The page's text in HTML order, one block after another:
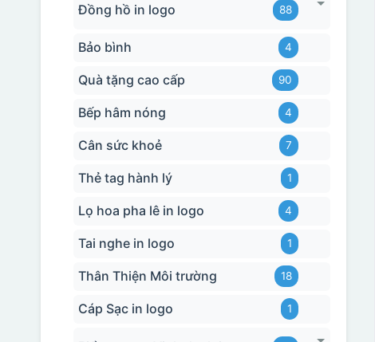
Đồng hồ in logo 88
Bảo bình 4
Quà tặng cao cấp 90
Bếp hâm nóng 4
Cân sức khoẻ 7
Thẻ tag hành lý 1
Lọ hoa pha lê in logo 4
Tai nghe in logo 1
Thân Thiện Môi trường 18
Cáp Sạc in logo 1